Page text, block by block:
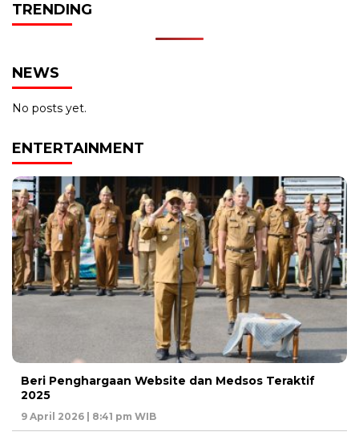
TRENDING
NEWS
No posts yet.
ENTERTAINMENT
Beri Penghargaan Website dan Medsos Teraktif
2025
9 April 2026 | 8:41 pm WIB